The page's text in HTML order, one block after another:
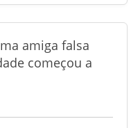
amiga falsa
começou a